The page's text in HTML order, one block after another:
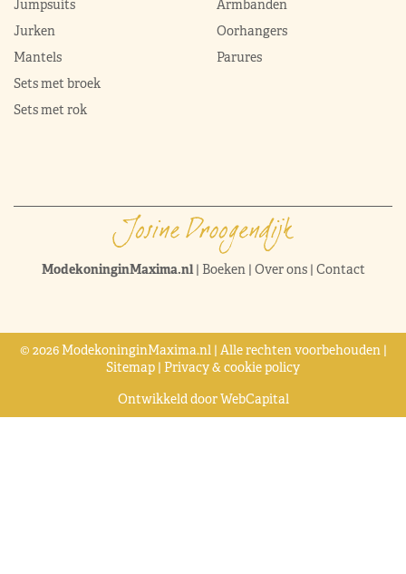
Jumpsuits
Jurken
Mantels
Sets met broek
Sets met rok
Armbanden
Oorhangers
Parures
ModekoninginMaxima.nl| Boeken| Over ons| Contact
© 2026 ModekoninginMaxima.nl | Alle rechten voorbehouden |
Sitemap | Privacy & cookie policy
Ontwikkeld doorWebCapital